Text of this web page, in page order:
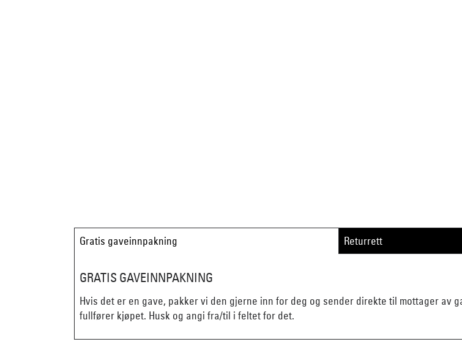
Gratis gaveinnpakning Returrett
GRATIS GAVEINNPAKNING
Hvis det er en gave, pakker vi den gjerne inn for deg og sender direkte til mottager av
fullfører kjøpet. Husk og angi fra/til i feltet for det.